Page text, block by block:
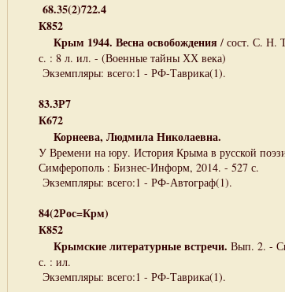
68.35(2)722.4
К852
Крым 1944. Весна освобождения / сост. С. Н.
с. : 8 л. ил. - (Военные тайны ХХ века)
Экземпляры: всего:1 - РФ-Таврика(1).
83.3Р7
К672
Корнеева, Людмила Николаевна.
У Времени на юру. История Крыма в русской
Симферополь : Бизнес-Информ, 2014. - 527 с.
Экземпляры: всего:1 - РФ-Автограф(1).
84(2Рос=Крм)
К852
Крымские литературные встречи. Вып. 2. -
с. : ил.
Экземпляры: всего:1 - РФ-Таврика(1).